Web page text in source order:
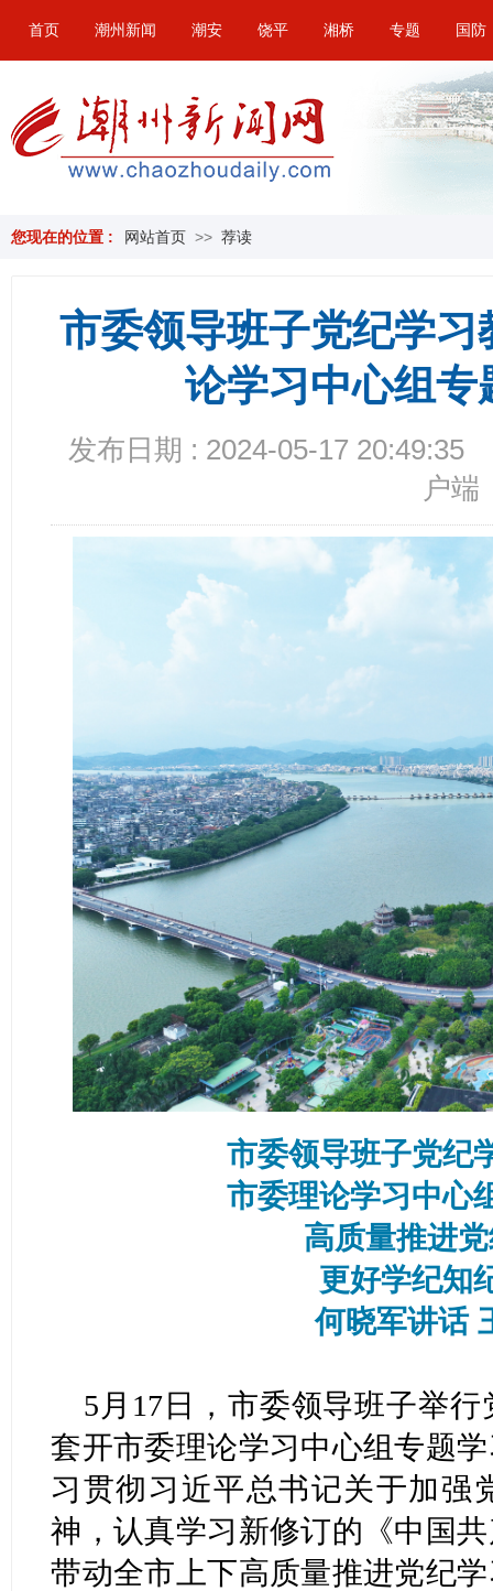
首页 潮州新闻 潮安 饶平 湘桥 专题 国防
您现在的位置 : 网站首页 >> 荐读
市委领导班子党纪学
论学习中心组专
发布日期 : 2024-05-17 20:49:35
户端
市委领导班子党纪
市委理论学习中心
高质量推进
更好学纪知
何晓军讲话
5月17日，市委领导班子举
套开市委理论学习中心组专题
习贯彻习近平总书记关于加强
神，认真学习新修订的《中国
带动全市上下高质量推进党纪